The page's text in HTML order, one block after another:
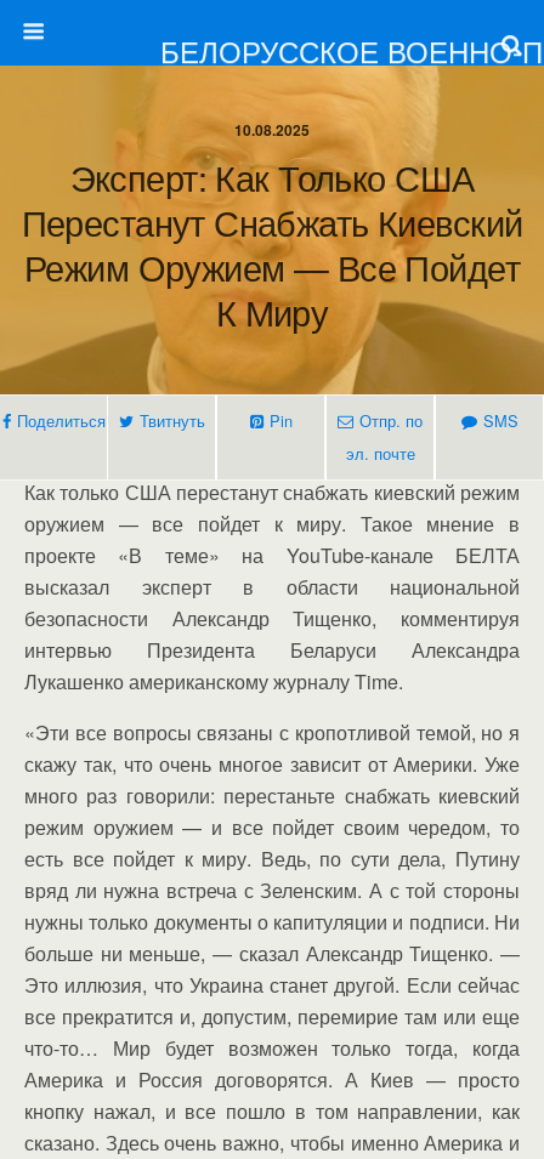
БЕЛОРУССКОЕ ВОЕННО-
10.08.2025
Эксперт: Как Только США
Перестанут Снабжать Киевский
Режим Оружием — Все Пойдет
К Миру
Поделиться Твитнуть Pin
Отпр. по
эл. почте
SMS
Как только США перестанут снабжать киевский режим
оружием — все пойдет к миру. Такое мнение в
проекте «В теме» на YouTube-канале БЕЛТА
высказал эксперт в области национальной
безопасности Александр Тищенко, комментируя
интервью Президента Беларуси Александра
Лукашенко американскому журналу Time.
«Эти все вопросы связаны с кропотливой темой, но я
скажу так, что очень многое зависит от Америки. Уже
много раз говорили: перестаньте снабжать киевский
режим оружием — и все пойдет своим чередом, то
есть все пойдет к миру. Ведь, по сути дела, Путину
вряд ли нужна встреча с Зеленским. А с той стороны
нужны только документы о капитуляции и подписи. Ни
больше ни меньше, — сказал Александр Тищенко. —
Это иллюзия, что Украина станет другой. Если сейчас
все прекратится и, допустим, перемирие там или еще
что-то… Мир будет возможен только тогда, когда
Америка и Россия договорятся. А Киев — просто
кнопку нажал, и все пошло в том направлении, как
сказано. Здесь очень важно, чтобы именно Америка и